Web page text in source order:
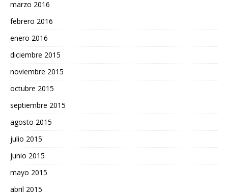
marzo 2016
febrero 2016
enero 2016
diciembre 2015
noviembre 2015
octubre 2015
septiembre 2015
agosto 2015
julio 2015
junio 2015
mayo 2015
abril 2015